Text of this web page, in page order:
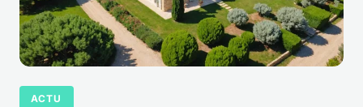
ACTU